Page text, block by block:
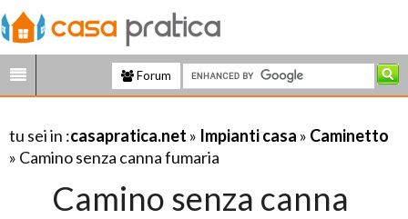
Forum
tu sei in :casapratica.net » Impianti casa » Caminetto
» Camino senza canna fumaria
Camino senza canna